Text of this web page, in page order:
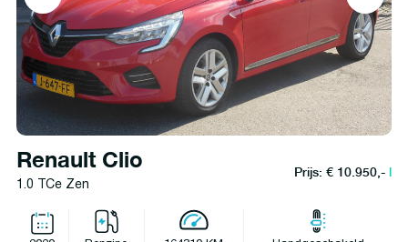
Renault Clio
1.0 TCe Zen
Prijs: € 10.950,-l